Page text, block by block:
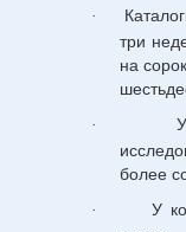
·
три
на
·
более
·
У